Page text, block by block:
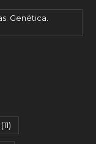
Genética.
(11)